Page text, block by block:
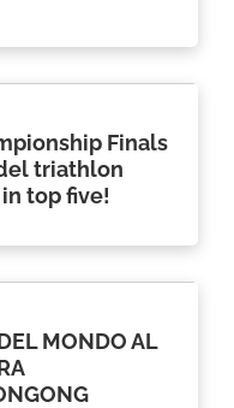
Finals
triathlon
top five!
MONDO AL